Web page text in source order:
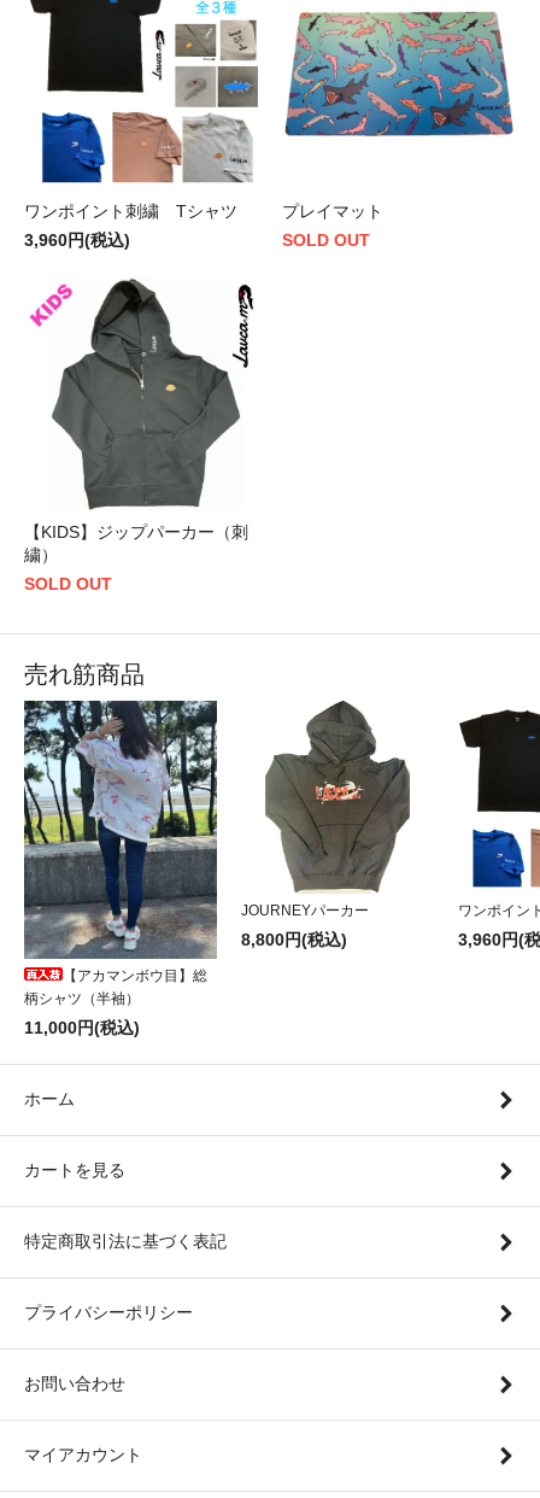
ワンポイント刺繍 Tシャツ
3,960円(税込)
プレイマット
SOLD OUT
【KIDS】ジップパーカー（刺
繍）
SOLD OUT
売れ筋商品
【アカマンボウ目】総
柄シャツ（半袖）
11,000円(税込)
JOURNEYパーカー
8,800円(税込)
ワンポイン
3,960円(
ホーム
カートを見る
特定商取引法に基づく表記
プライバシーポリシー
お問い合わせ
マイアカウント